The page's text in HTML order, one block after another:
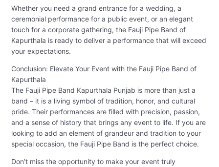
Whether you need a grand entrance for a wedding, a
ceremonial performance for a public event, or an elegant
touch for a corporate gathering, the Fauji Pipe Band of
Kapurthala is ready to deliver a performance that will exceed
your expectations.
Conclusion: Elevate Your Event with the Fauji Pipe Band of
Kapurthala
The Fauji Pipe Band Kapurthala Punjab is more than just a
band – it is a living symbol of tradition, honor, and cultural
pride. Their performances are filled with precision, passion,
and a sense of history that brings any event to life. If you are
looking to add an element of grandeur and tradition to your
special occasion, the Fauji Pipe Band is the perfect choice.
Don’t miss the opportunity to make your event truly